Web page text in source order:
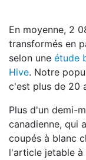
En moyenne, 2
transformés en
selon une étude
Hive. Notre
c'est plus de 20
Plus d'un demi-
canadienne, qui
coupés à blanc
l'article jetable à